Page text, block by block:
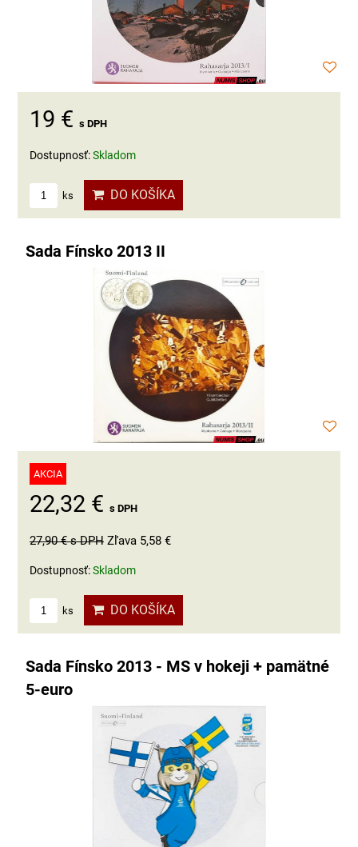
19 € s DPH
Dostupnosť:Skladom
ks DO KOŠÍKA
Sada Fínsko 2013 II
AKCIA
22,32 € s DPH
27,90 €s DPH Zľava 5,58 €
Dostupnosť:Skladom
ks DO KOŠÍKA
Sada Fínsko 2013 - MS v hokeji + pamätné
5-euro